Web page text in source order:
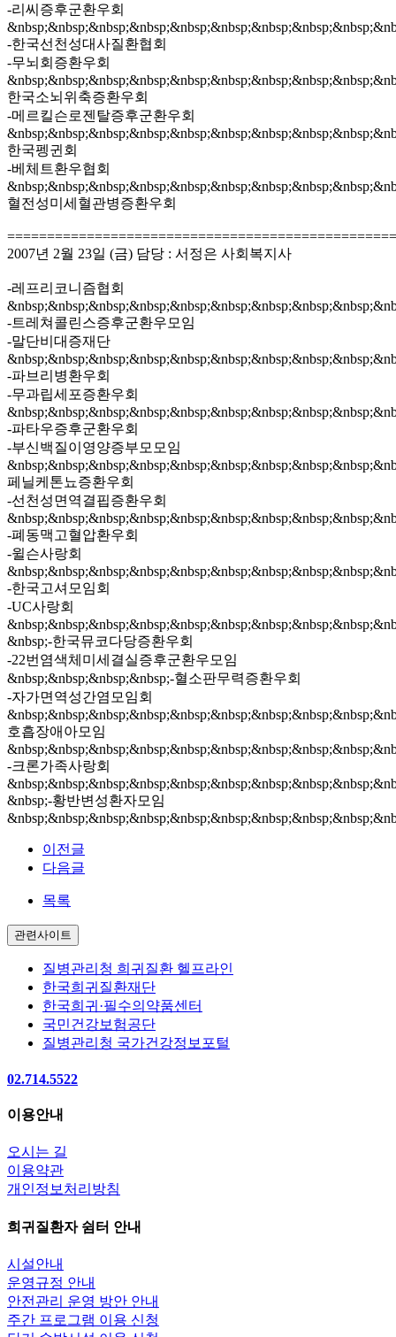
-리씨증후군환우회
-한국선천성대사질환협회
-무뇌회증환우회
한국소뇌위축증환우회
-메르킬슨로젠탈증후군환우회
한국펭귄회
-베체트환우협회
혈전성미세혈관병증환우회
2007년 2월 23일 (금) 담당 : 서정은 사회복지사
-레프리코니즘협회
-트레쳐콜린스증후군환우모임
-말단비대증재단
-파브리병환우회
-무과립세포증환우회
-파타우증후군환우회
-부신백질이영양증부모모임
페닐케톤뇨증환우회
-선천성면역결핍증환우회
-폐동맥고혈압환우회
-윌슨사랑회
-한국고셔모임회
-UC사랑회
&nbsp;-한국뮤코다당증환우회
-22번염색체미세결실증후군환우모임
&nbsp;&nbsp;&nbsp;&nbsp;-혈소판무력증환우회
-자가면역성간염모임회
호흡장애아모임
-크론가족사랑회
&nbsp;-황반변성환자모임
이전글
다음글
목록
관련사이트
질병관리청 희귀질환 헬프라인
한국희귀질환재단
한국희귀·필수의약품센터
국민건강보험공단
질병관리청 국가건강정보포털
02.714.5522
이용안내
오시는 길
이용약관
개인정보처리방침
희귀질환자 쉼터 안내
시설안내
운영규정 안내
안전관리 운영 방안 안내
주간 프로그램 이용 신청